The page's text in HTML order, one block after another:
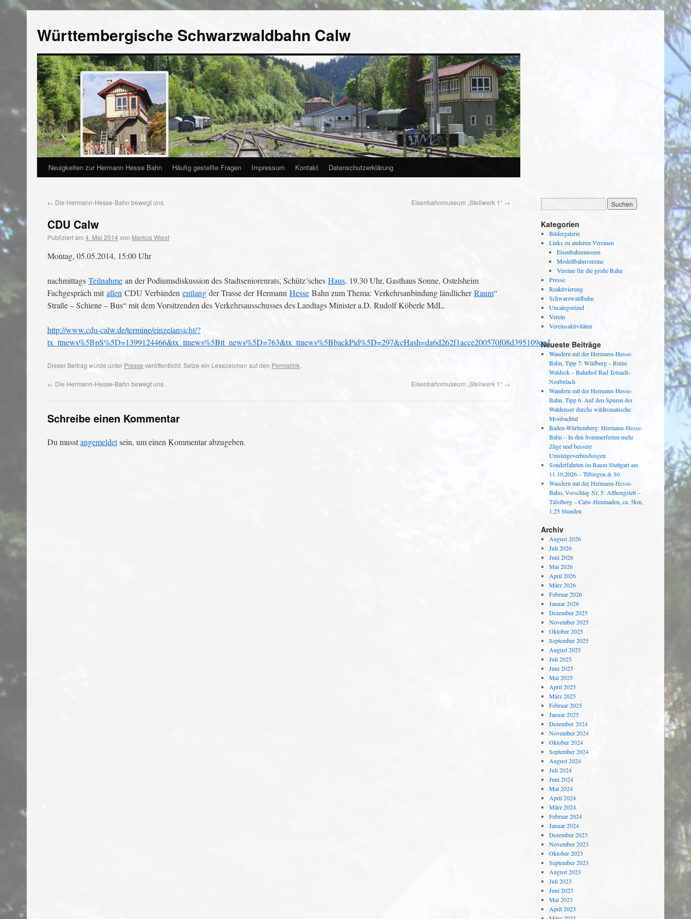
Württembergische Schwarzwaldbahn Calw
Neuigkeiten zur Hermann Hesse Bahn Häufig gestellte Fragen Impressum Kontakt Datenschutzerklärung
← Die Hermann-Hesse-Bahn bewegt uns. Eisenbahnmuseum „Stellwerk 1“ →
CDU Calw
Publiziert am 4. Mai 2014von Markus Wiest
Montag, 05.05.2014, 15:00 Uhr
nachmittags Teilnahme an der Podiumsdiskussion des Stadtseniorenrats, Schütz´sches Haus. 19.30 Uhr, Gasthaus Sonne, Ostelsheim
Fachgespräch mit allen CDU Verbänden entlang der Trasse der Hermann Hesse Bahn zum Thema: Verkehrsanbindung ländlicherRaum“
Straße – Schiene – Bus“ mit dem Vorsitzenden des Verkehrsausschusses des Landtags Minister a.D. Rudolf Köberle MdL.
http://www.cdu-calw.de/termine/einzelansicht/?
tx_ttnews%5BpS%5D=1399124466&tx_ttnews%5Btt_news%5D=763&tx_ttnews%5BbackPid%5D=297&cHash=da6d262f1acce200570f08d395109ead
Dieser Beitrag wurde unter Presse veröffentlicht. Setze ein Lesezeichen auf den Permalink.
← Die Hermann-Hesse-Bahn bewegt uns. Eisenbahnmuseum „Stellwerk 1“ →
Schreibe einen Kommentar
Du musstangemeldetsein, um einen Kommentar abzugeben.
Kategorien
Bildergalerie
Links zu anderen Vereinen
Eisenbahnmuseen
Modellbahnvereine
Vereine für die große Bahn
Presse
Reaktivierung
Schwarzwaldbahn
Uncategorized
Verein
Vereinsaktivitäten
Neueste Beiträge
Wandern mit der Hermann-Hesse-
Bahn, Tipp 7: Wildberg – Ruine
Waldeck – Bahnhof Bad Teinach-
Neubulach
Wandern mit der Hermann-Hesse-
Bahn, Tipp 6. Auf den Spuren der
Waldenser durchs wildromatische
Monbachtal
Baden-Württemberg: Hermann-Hesse-
Bahn – In den Sommerferien mehr
Züge und bessere
Umsteigeverbindungen
Sonderfahrten im Raum Stuttgart am
11.10.2026 – Tübingen & S6
Wandern mit der Hermann-Hesse-
Bahn, Vorschlag Nr. 5: Althengstett –
Täfelberg – Calw-Heumaden, ca. 5km,
1,25 Stunden
Archiv
August 2026
Juli 2026
Juni 2026
Mai 2026
April 2026
März 2026
Februar 2026
Januar 2026
Dezember 2025
November 2025
Oktober 2025
September 2025
August 2025
Juli 2025
Juni 2025
Mai 2025
April 2025
März 2025
Februar 2025
Januar 2025
Dezember 2024
November 2024
Oktober 2024
September 2024
August 2024
Juli 2024
Juni 2024
Mai 2024
April 2024
März 2024
Februar 2024
Januar 2024
Dezember 2023
November 2023
Oktober 2023
September 2023
August 2023
Juli 2023
Juni 2023
Mai 2023
April 2023